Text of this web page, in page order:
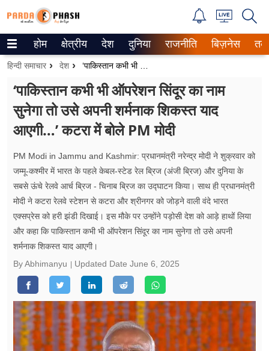
Trending on Google News
ePaper
वेब स्टोरीज
उत्तर प्रदेश
वीडियो
रिलेशनशिप
जीवन मंत्रा
फूड
सेहत
ब्‍यूटी
होम क्षेत्रीय देश दुनिया राजनीति बिज़नेस
हिन्दी समाचार देश
‘पाकिस्तान कभी भी ऑपरेशन सिंदूर का नाम
सुनेगा तो उसे अपनी शर्मनाक शिकस्त याद
आएगी…’ कटरा में बोले PM मोदी
PM Modi in Jammu and Kashmir: प्रधानमंत्री नरेन्द्र मोदी ने शुक्रवार को
जम्मू-कश्मीर में भारत के पहले केबल-स्टेड रेल ब्रिज (अंजी ब्रिज) और दुनिया के
सबसे ऊंचे रेलवे आर्च ब्रिज - चिनाब ब्रिज का उद्घाटन किया। साथ ही प्रधानमंत्री
मोदी ने कटरा रेलवे स्टेशन से कटरा और श्रीनगर को जोड़ने वाली वंदे भारत
एक्सप्रेस को हरी झंडी दिखाई। इस मौके पर उन्होंने पड़ोसी देश को आड़े हाथों लिया
और कहा कि पाकिस्तान कभी भी ऑपरेशन सिंदूर का नाम सुनेगा तो उसे अपनी
शर्मनाक शिकस्त याद आएगी।
By Abhimanyu
Updated Date June 6, 2025